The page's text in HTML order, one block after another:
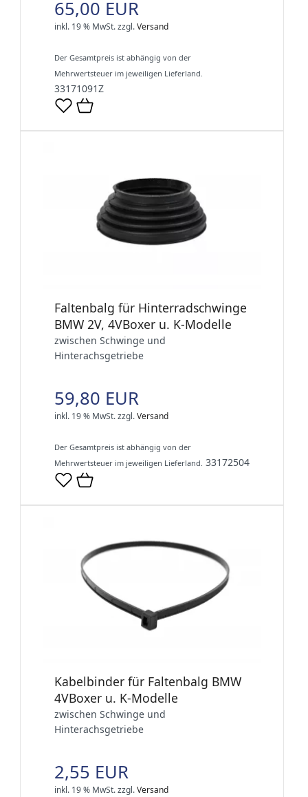
65,00 EUR
inkl. 19 % MwSt.zzgl.Versand
Der Gesamtpreis ist abhängig von der
Mehrwertsteuer im jeweiligen Lieferland.
33171091Z
Faltenbalg für Hinterradschwinge
BMW 2V, 4VBoxer u. K-Modelle
zwischen Schwinge und
Hinterachsgetriebe
59,80 EUR
inkl. 19 % MwSt.zzgl.Versand
Der Gesamtpreis ist abhängig von der
Mehrwertsteuer im jeweiligen Lieferland. 33172504
Kabelbinder für Faltenbalg BMW
4VBoxer u. K-Modelle
zwischen Schwinge und
Hinterachsgetriebe
2,55 EUR
inkl. 19 % MwSt.zzgl.Versand